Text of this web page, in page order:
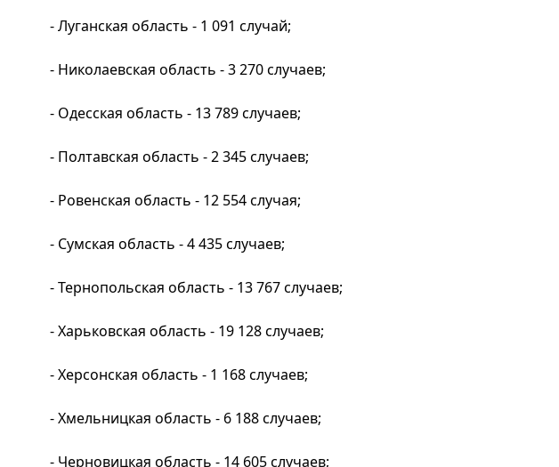
- Луганская область - 1 091 случай;
- Николаевская область - 3 270 случаев;
- Одесская область - 13 789 случаев;
- Полтавская область - 2 345 случаев;
- Ровенская область - 12 554 случая;
- Сумская область - 4 435 случаев;
- Тернопольская область - 13 767 случаев;
- Харьковская область - 19 128 случаев;
- Херсонская область - 1 168 случаев;
- Хмельницкая область - 6 188 случаев;
- Черновицкая область - 14 605 случаев;